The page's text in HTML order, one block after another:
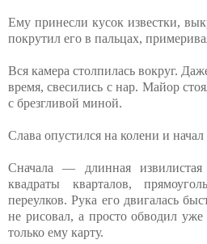
Ему принесли кусок известки,
покрутил его в пальцах,
Вся камера столпилась вокруг.
время, свесились с нар. Майор
с брезгливой миной.
Слава опустился на колени и начал
Сначала — длинная
квадраты кварталов,
переулков. Рука его двигалась
не рисовал, а просто обводил
только ему карту.